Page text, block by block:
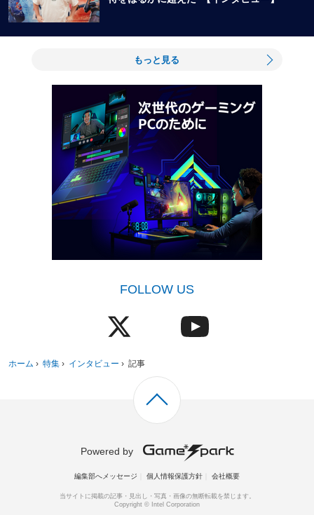
もっと見る
FOLLOW US
ホーム › 特集 › インタビュー › 記事
Powered by
編集部へメッセージ 個人情報保護方針 会社概要
当サイトに掲載の記事・見出し・写真・画像の無断転載を禁じます。
Copyright © Intel Corporation